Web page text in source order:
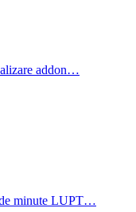
addon…
minute LUPT…